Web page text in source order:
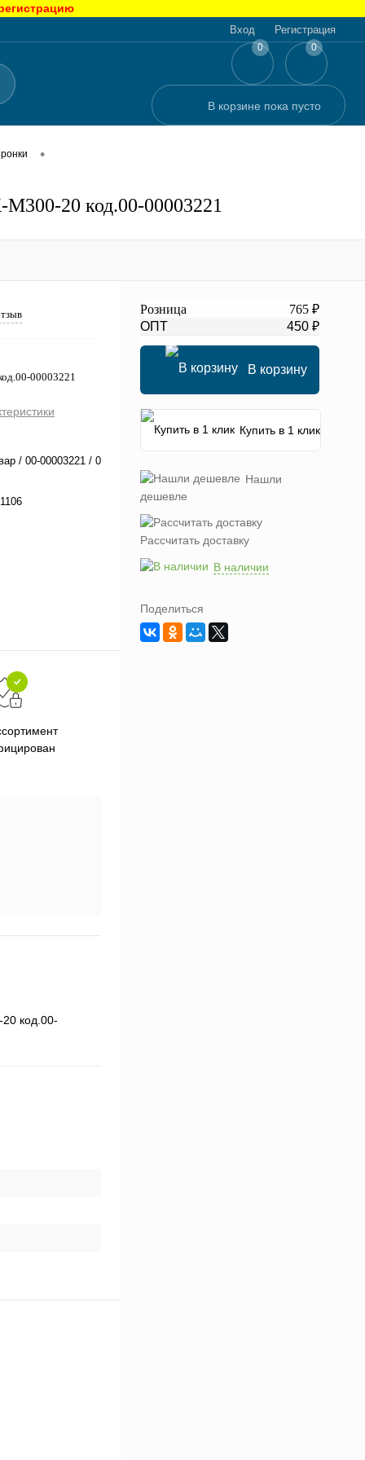
Вход Регистрация
0 0
В корзине пока пусто
•
20 код.00-00003221
00003221
/ 00-00003221 / 0
код.00-
Розница
765 ₽
ОПТ
450 ₽
В корзину
Купить в 1 клик
Нашли
дешевле
Рассчитать доставку
В наличии
Поделиться